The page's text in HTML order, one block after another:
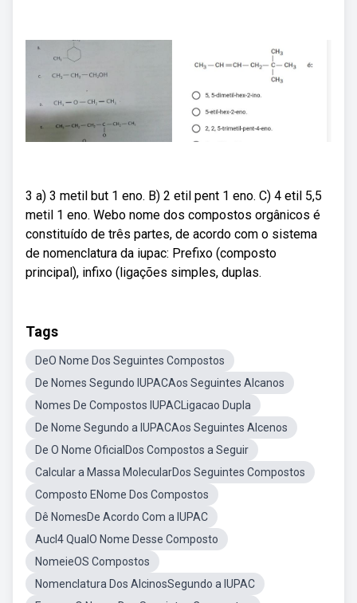
3 a) 3 metil but 1 eno. B) 2 etil pent 1 eno. C) 4 etil 5,5
metil 1 eno. Webo nome dos compostos orgânicos é
constituído de três partes, de acordo com o sistema
de nomenclatura da iupac: Prefixo (composto
principal), infixo (ligações simples, duplas.
Tags
DeO Nome Dos Seguintes Compostos
De Nomes Segundo IUPACAos Seguintes Alcanos
Nomes De Compostos IUPACLigacao Dupla
De Nome Segundo a IUPACAos Seguintes Alcenos
De O Nome OficialDos Compostos a Seguir
Calcular a Massa MolecularDos Seguintes Compostos
Composto ENome Dos Compostos
Dê NomesDe Acordo Com a IUPAC
Aucl4 QualO Nome Desse Composto
NomeieOS Compostos
Nomenclatura Dos AlcinosSegundo a IUPAC